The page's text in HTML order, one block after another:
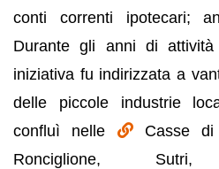
conti correnti ipotecari;
Durante gli anni di
iniziativa fu indirizzata a
delle piccole industrie
confluì nelle
Casse
Ronciglione,